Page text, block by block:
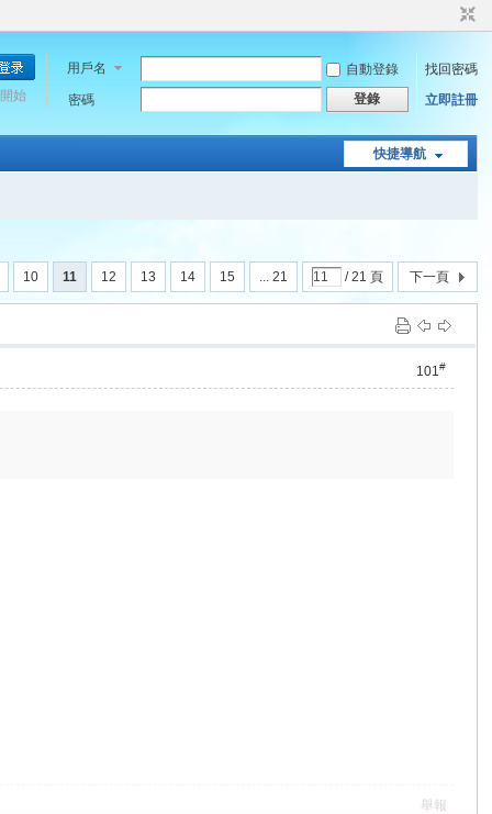
用戶名 自動登錄
找回密碼
密碼
登錄 立即註冊
始
快捷導航
10 11 12 13 14 15 ... 21 / 21 頁 下一頁
101#
舉報